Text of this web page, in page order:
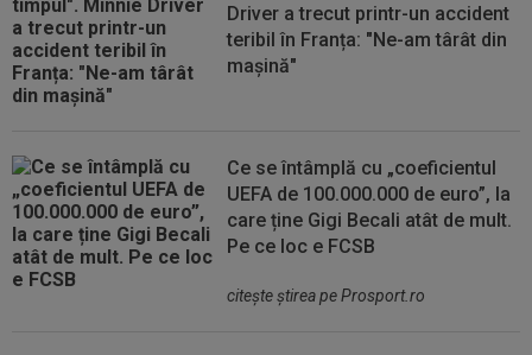
Driver a trecut printr-un accident
teribil în Franța: "Ne-am târât din
mașină"
Ce se întâmplă cu „coeficientul
UEFA de 100.000.000 de euro”, la
care ține Gigi Becali atât de mult.
Pe ce loc e FCSB
citeşte ştirea pe Prosport.ro